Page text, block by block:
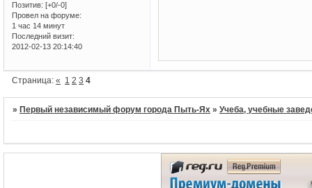
Позитив: [+0/-0]
Провел на форуме:
1 час 14 минут
Последний визит:
2012-02-13 20:14:40
Страница:« 1 2 3 4
» Первый независимый форум города Пыть-Ях »Учеба, учебные